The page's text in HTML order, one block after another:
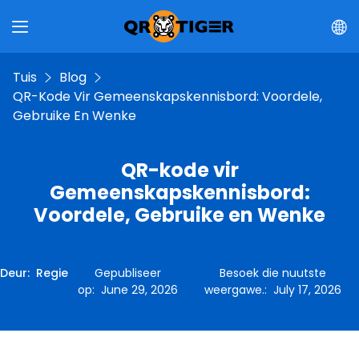
Tuis
Blog
QR-Kode Vir Gemeenskapskennisbord: Voordele,
Gebruike En Wenke
QR-kode vir
Gemeenskapskennisbord:
Voordele, Gebruike en Wenke
Deur: Regie
Gepubliseer
op: June 29, 2026
Besoek die nuutste
weergawe.: July 17, 2026